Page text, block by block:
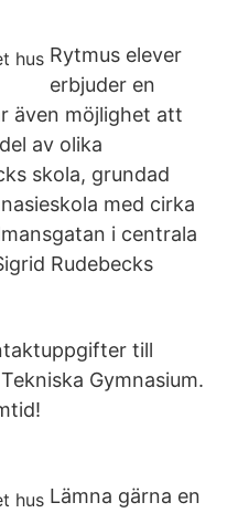
Rytmus elever
erbjuder en
även möjlighet att
av olika
skola, grundad
med cirka
i centrala
Rudebecks
till
Gymnasium.
Lämna gärna en